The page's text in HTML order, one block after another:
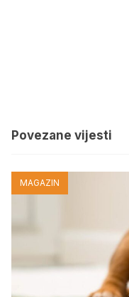
Povezane vijesti
MAGAZIN